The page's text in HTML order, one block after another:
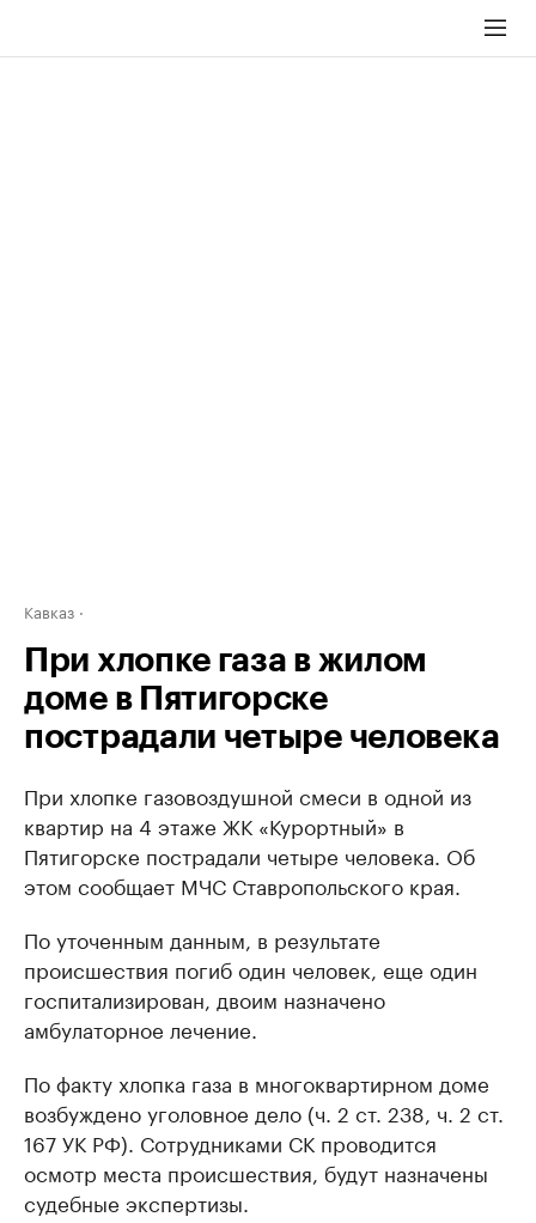
Кавказ
При хлопке газа в жилом
доме в Пятигорске
пострадали четыре человека
При хлопке газовоздушной смеси в одной из
квартир на 4 этаже ЖК «Курортный» в
Пятигорске пострадали четыре человека. Об
этом сообщает МЧС Ставропольского края.
По уточенным данным, в результате
происшествия погиб один человек, еще один
госпитализирован, двоим назначено
амбулаторное лечение.
По факту хлопка газа в многоквартирном доме
возбуждено уголовное дело (ч. 2 ст. 238, ч. 2 ст.
167 УК РФ). Сотрудниками СК проводится
осмотр места происшествия, будут назначены
судебные экспертизы.